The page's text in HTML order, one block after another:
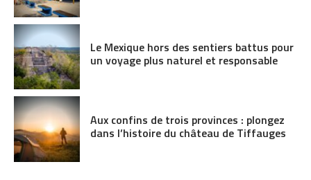
Le Mexique hors des sentiers battus pour
un voyage plus naturel et responsable
Aux confins de trois provinces : plongez
dans l’histoire du château de Tiffauges